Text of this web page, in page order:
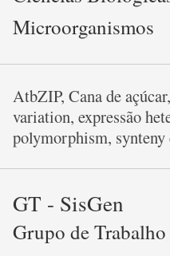
Microorganismos
AtbZIP,Cana de açúcar
variation,expressão
polymorphism, synteny
GT - SisGen
Grupo de